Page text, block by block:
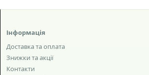
Інформація
Доставка та оплата
Знижки та акції
Контакти